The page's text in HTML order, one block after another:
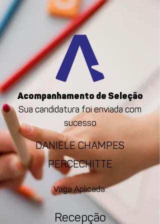
Acompanhamento de Seleção
Sua candidatura foi enviada com
sucesso
DANIELE CHAMPES
PERCECHITTE
Vaga Aplicada:
Recepção